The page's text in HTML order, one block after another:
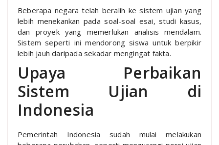
Beberapa negara telah beralih ke sistem ujian yang
lebih menekankan pada soal-soal esai, studi kasus,
dan proyek yang memerlukan analisis mendalam.
Sistem seperti ini mendorong siswa untuk berpikir
lebih jauh daripada sekadar mengingat fakta.
Upaya Perbaikan
Sistem Ujian di
Indonesia
Pemerintah Indonesia sudah mulai melakukan